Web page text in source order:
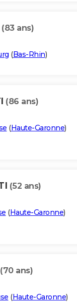
(83 ans)
(Bas-Rhin)
(86 ans)
(Haute-Garonne)
(52 ans)
(Haute-Garonne)
(70 ans)
(Haute-Garonne)